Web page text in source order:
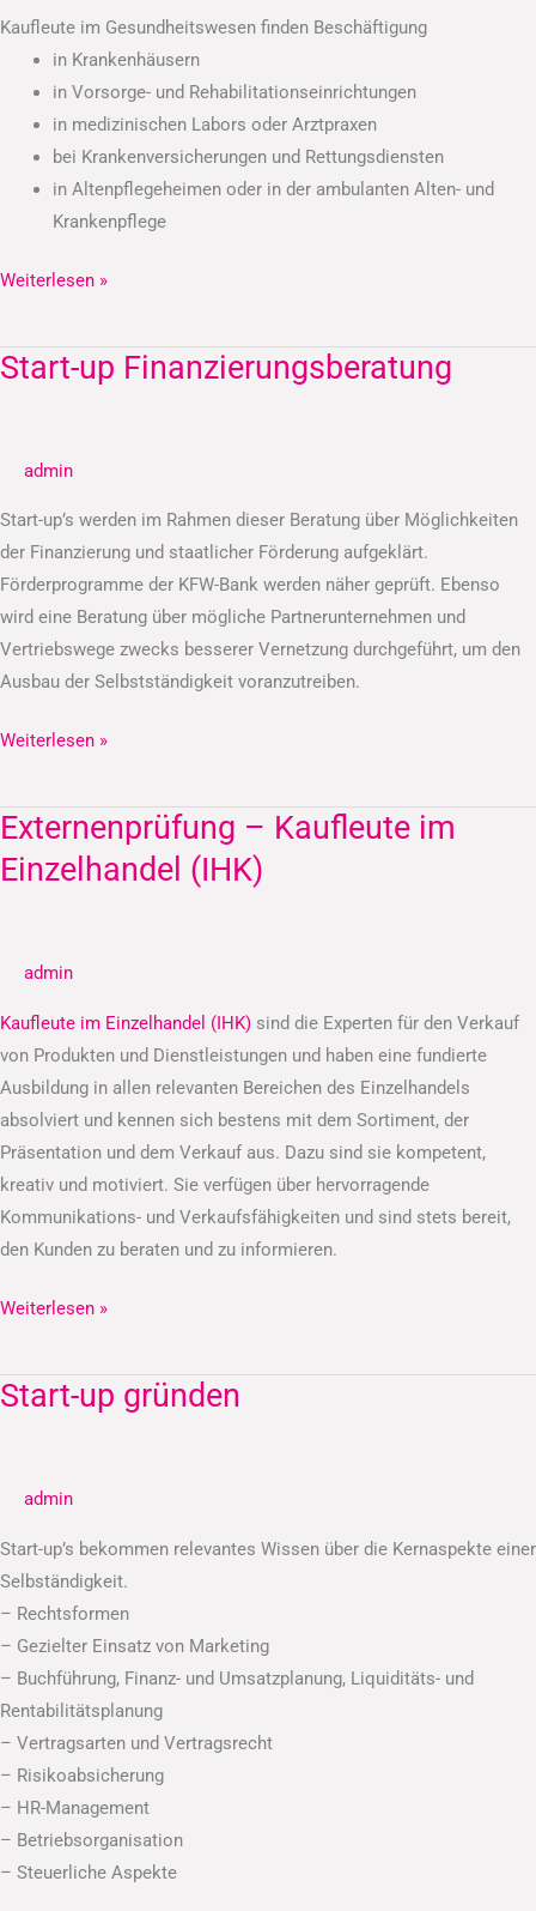
Kaufleute im Gesundheitswesen finden Beschäftigung
in Krankenhäusern
in Vorsorge- und Rehabilitationseinrichtungen
in medizinischen Labors oder Arztpraxen
bei Krankenversicherungen und Rettungsdiensten
in Altenpflegeheimen oder in der ambulanten Alten- und
Krankenpflege
Weiterlesen »
Start-up Finanzierungsberatung
admin
Start-up’s werden im Rahmen dieser Beratung über Möglichkeiten
der Finanzierung und staatlicher Förderung aufgeklärt.
Förderprogramme der KFW-Bank werden näher geprüft. Ebenso
wird eine Beratung über mögliche Partnerunternehmen und
Vertriebswege zwecks besserer Vernetzung durchgeführt, um den
Ausbau der Selbstständigkeit voranzutreiben.
Start-
Weiterlesen »
Externenprüfung – Kaufleute im
Einzelhandel (IHK)
admin
Kaufleute im Einzelhandel (IHK) sind die Experten für den Verkauf
von Produkten und Dienstleistungen und haben eine fundierte
Ausbildung in allen relevanten Bereichen des Einzelhandels
absolviert und kennen sich bestens mit dem Sortiment, der
Präsentation und dem Verkauf aus. Dazu sind sie kompetent,
kreativ und motiviert. Sie verfügen über hervorragende
Kommunikations- und Verkaufsfähigkeiten und sind stets bereit,
den Kunden zu beraten und zu informieren.
Externenprüfung
–
Kaufleute
(IHK)
Weiterlesen »
Start-up gründen
admin
Start-up’s bekommen relevantes Wissen über die Kernaspekte einer
Selbständigkeit.
– Rechtsformen
– Gezielter Einsatz von Marketing
– Buchführung, Finanz- und Umsatzplanung, Liquiditäts- und
Rentabilitätsplanung
– Vertragsarten und Vertragsrecht
– Risikoabsicherung
– HR-Management
– Betriebsorganisation
– Steuerliche Aspekte
Start-